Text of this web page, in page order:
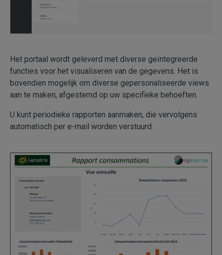
Het portaal wordt geleverd met diverse geïntegreerde
functies voor het visualiseren van de gegevens. Het is
bovendien mogelijk om diverse gepersonaliseerde views
aan te maken, afgestemd op uw specifieke behoeften.
U kunt periodieke rapporten aanmaken, die vervolgens
automatisch per e-mail worden verstuurd.